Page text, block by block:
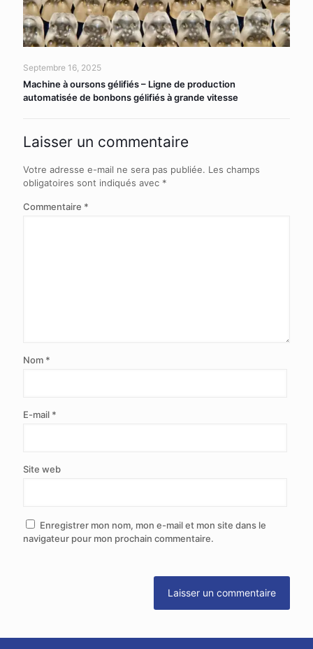
Septembre 16, 2025
Machine à oursons gélifiés – Ligne de production
automatisée de bonbons gélifiés à grande vitesse
Laisser un commentaire
Votre adresse e-mail ne sera pas publiée. Les champs
obligatoires sont indiqués avec *
Commentaire *
Nom *
E-mail *
Site web
Enregistrer mon nom, mon e-mail et mon site dans le
navigateur pour mon prochain commentaire.